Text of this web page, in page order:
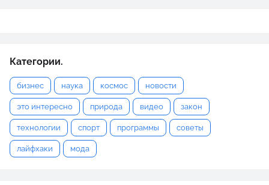
Категории.
бизнес наука космос новости
это интересно природа видео закон
технологии спорт программы советы
лайфхаки мода